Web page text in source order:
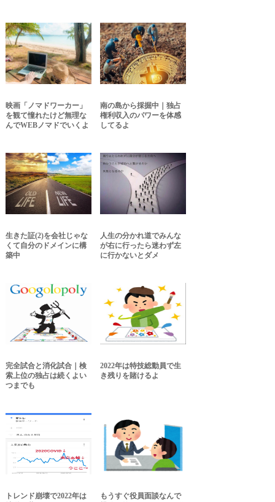
映画「ノマドワーカー」
を観て憧れたけど無理な
んでWEBノマドでいくよ
南の島から採掘中｜独占
権利収入のパワーを体感
してるよ
生きた証(2)を会社じゃな
くて自分のドメインに構
築中
人生の分かれ道でみんな
が右に行ったら迷わず左
に行かないとダメ
完全試合と消化試合｜検
索上位の独占は続くよい
つまでも
2022年は特技総動員で生
き残りを賭けるよ
トレンド崩壊で2022年は
もうすぐ役員面談なんで